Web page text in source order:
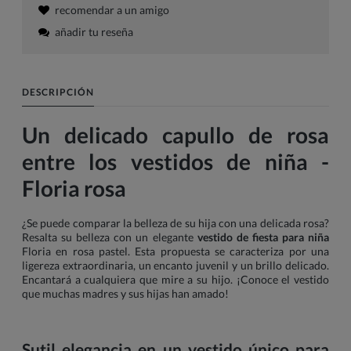
recomendar a un amigo
añadir tu reseña
DESCRIPCIÓN
Un delicado capullo de rosa
entre los vestidos de niña -
Floria rosa
¿Se puede comparar la belleza de su hija con una delicada rosa?
Resalta su belleza con un elegante vestido de fiesta para niña
Floria en rosa pastel. Esta propuesta se caracteriza por una
ligereza extraordinaria, un encanto juvenil y un brillo delicado.
Encantará a cualquiera que mire a su hijo. ¡Conoce el vestido
que muchas madres y sus hijas han amado!